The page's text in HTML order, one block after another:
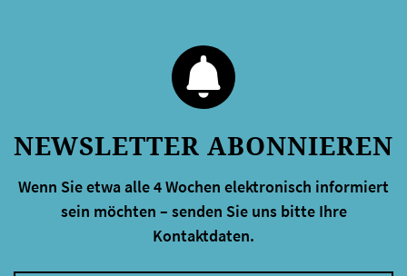
NEWSLETTER ABONNIEREN
Wenn Sie etwa alle 4 Wochen elektronisch informiert
sein möchten – senden Sie uns bitte Ihre
Kontaktdaten.